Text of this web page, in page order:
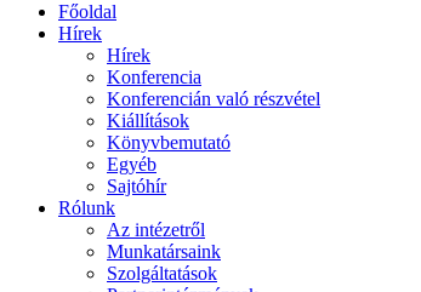
Főoldal
Hírek
Hírek
Konferencia
Konferencián való részvétel
Kiállítások
Könyvbemutató
Egyéb
Sajtóhír
Rólunk
Az intézetről
Munkatársaink
Szolgáltatások